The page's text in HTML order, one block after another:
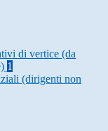
di vertice (da
1
(dirigenti non